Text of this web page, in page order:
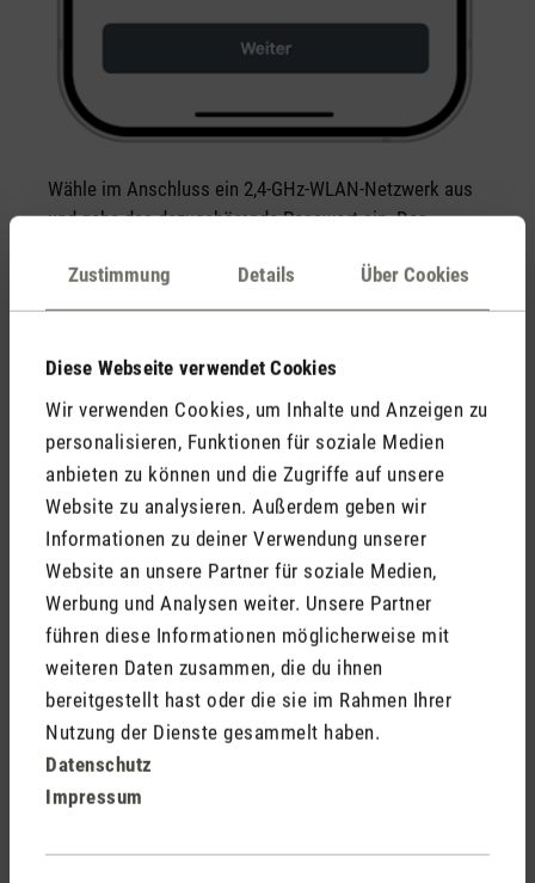
Zustimmung Details Über Cookies
Diese Webseite verwendet Cookies
Wir verwenden Cookies, um Inhalte und Anzeigen zu
personalisieren, Funktionen für soziale Medien
anbieten zu können und die Zugriffe auf unsere
Website zu analysieren. Außerdem geben wir
Informationen zu deiner Verwendung unserer
Website an unsere Partner für soziale Medien,
Werbung und Analysen weiter. Unsere Partner
führen diese Informationen möglicherweise mit
weiteren Daten zusammen, die du ihnen
bereitgestellt hast oder die sie im Rahmen Ihrer
Nutzung der Dienste gesammelt haben.
Datenschutz
Impressum
Wähle im Anschluss ein 2,4-GHz-WLAN-Netzwerk aus
und gebe das dazugehörende Passwort ein. Das
Netzwerk möglich.